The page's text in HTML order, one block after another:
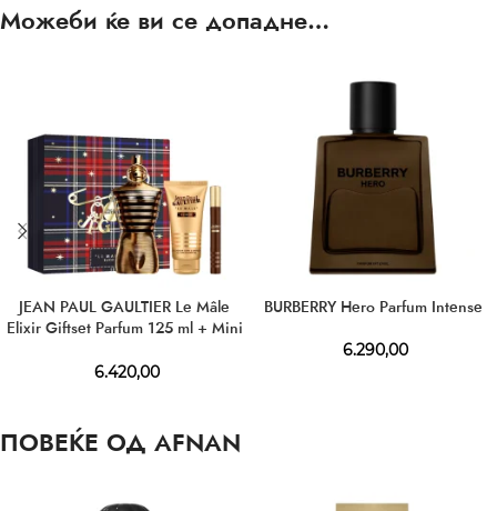
Можеби ќе ви се допадне…
JEAN PAUL GAULTIER Le Mâle
Elixir Giftset Parfum 125 ml + Mini
6.420,00
BURBERRY Hero Parfum Intense
6.290,00
ПОВЕЌЕ ОД AFNAN